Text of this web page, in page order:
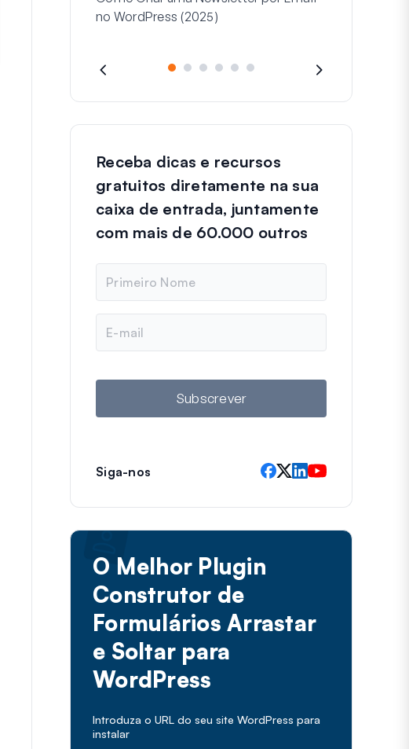
no WordPress (2025)
Receba dicas e recursos
gratuitos diretamente na sua
caixa de entrada, juntamente
com mais de 60.000 outros
m
e
a
l
Subscrever
Siga-nos
O Melhor Plugin
Construtor de
Formulários Arrastar
e Soltar para
WordPress
Introduza o URL do seu site WordPress para
instalar